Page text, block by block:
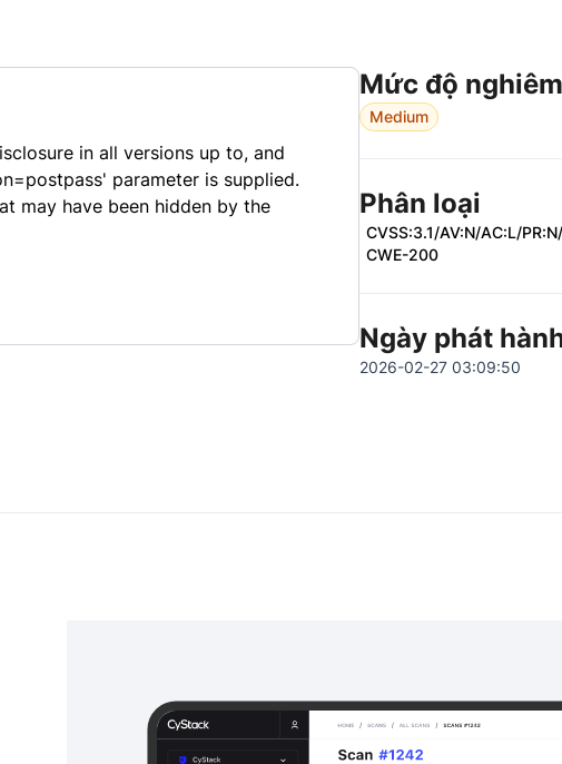
in all versions up to, and
parameter is supplied.
may have been hidden by the
Mức độ
Medium
Phân loại
CVSS:3.1/AV:N/AC:L/
CWE-200
Ngày phát
2026-02-27 03:09:50